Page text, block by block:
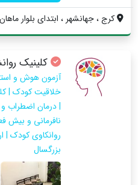
کرج ، جهانشهر ، ابتدای بلوار
کلینیک
آزمون هوش و
خلاقیت کودک |
| درمان اضطراب
نافرمانی و بیش
روانکاوی کودک
بزرگسال